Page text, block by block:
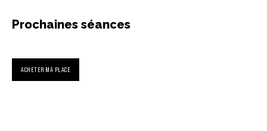
Prochaines séances
ACHETER MA PLACE